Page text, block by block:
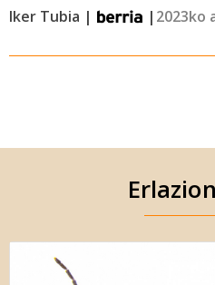
Iker Tubia | | 2023ko